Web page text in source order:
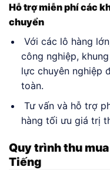
Hỗ trợ miễn phí các
chuyển
Với các lô hàng
công nghiệp,
lực chuyên nghiệp
toàn.
Tư vấn và hỗ trợ
hàng tối ưu giá trị
Quy trình thu
Tiếng